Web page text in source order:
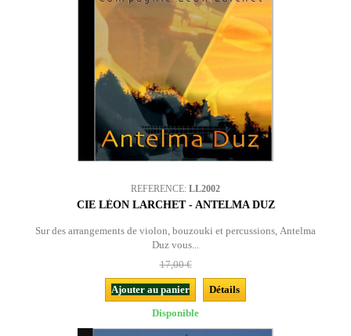
REFERENCE: LL2002
CIE LÉON LARCHET - ANTELMA DUZ
Sur des arrangements de violon, bouzouki et percussions, Antelma
Duz vous...
17,00 €
Ajouter au panier
Détails
Disponible